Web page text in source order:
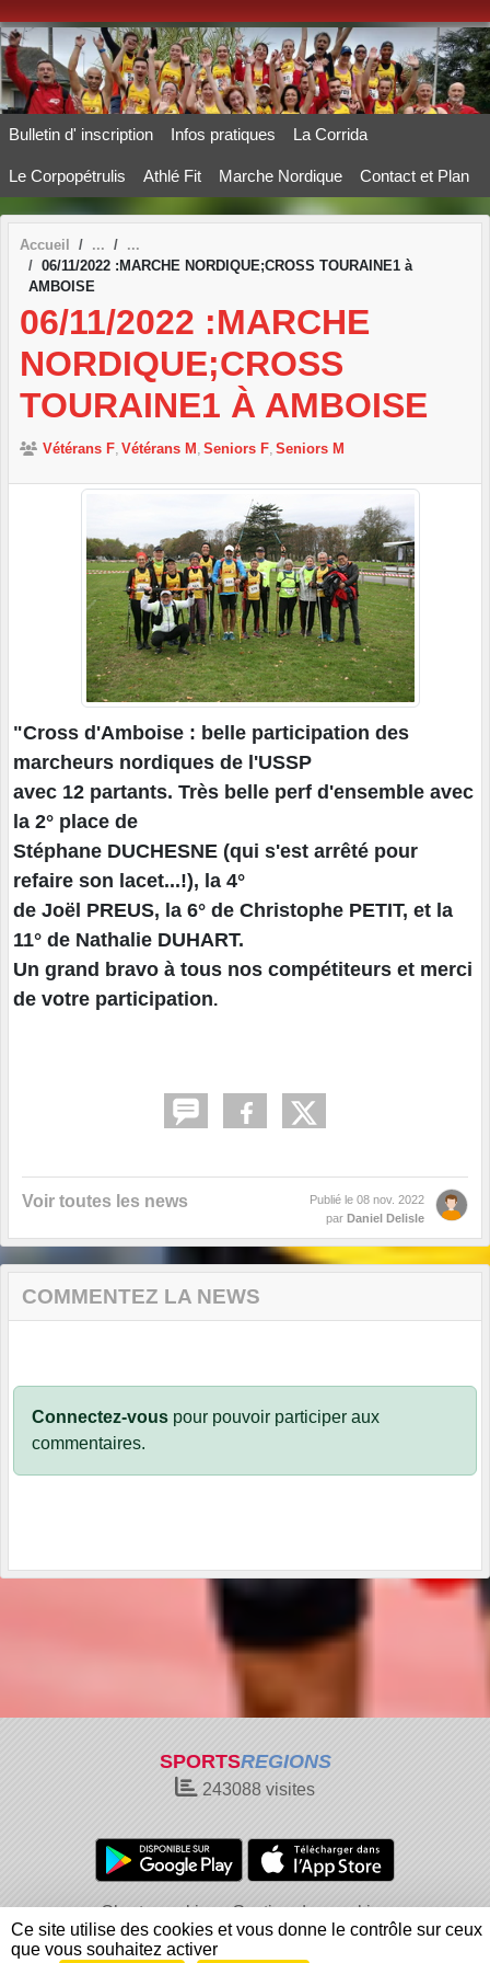
Bulletin d' inscription Infos pratiques La Corrida
Le Corpopétrulis Athlé Fit Marche Nordique Contact et Plan
Accueil
06/11/2022 :MARCHE NORDIQUE;CROSS TOURAINE1 à
AMBOISE
06/11/2022 :MARCHE
NORDIQUE;CROSS
TOURAINE1 À AMBOISE
Vétérans F Vétérans M Seniors F Seniors M
"Cross d'Amboise : belle participation des
marcheurs nordiques de l'USSP
avec 12 partants. Très belle perf d'ensemble avec
la 2° place de
Stéphane DUCHESNE (qui s'est arrêté pour
refaire son lacet...!), la 4°
de Joël PREUS, la 6° de Christophe PETIT, et la
11° de Nathalie DUHART.
Un grand bravo à tous nos compétiteurs et merci
de votre participation.
Voir toutes les news Publié le 08 nov. 2022
par Daniel Delisle
COMMENTEZ LA NEWS
Connectez-vous pour pouvoir participer aux
commentaires.
SPORTSREGIONS
243088 visites
Charte cookies
Gestion des cookies
Informations légales
Signaler un contenu inapproprié
Ce site utilise des cookies et vous donne le contrôle sur ceux
que vous souhaitez activer